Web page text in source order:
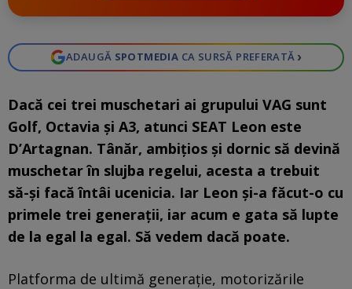
ADAUGĂ SPOTMEDIA CA SURSĂ PREFERATĂ ›
Dacă cei trei muschetari ai grupului VAG sunt
Golf, Octavia și A3, atunci SEAT Leon este
D’Artagnan. Tânăr, ambițios și dornic să devină
muschetarîn slujba regelui, acesta a trebuit
să-și facă întâi ucenicia. Iar Leon și-a făcut-o cu
primele trei generații, iar acum e gata să lupte
de la egal la egal. Să vedem dacă poate.
Platforma de ultimă generație, motorizările